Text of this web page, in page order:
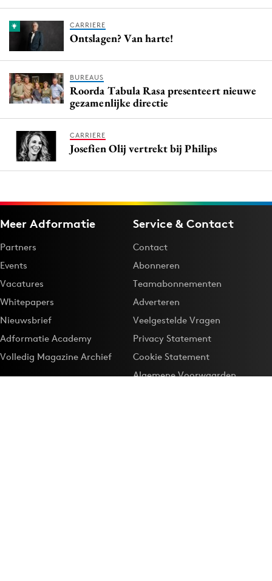
CARRIERE
Ontslagen? Van harte!
BUREAUS
Roorda Tabula Rasa presenteert nieuwe
gezamenlijke directie
CARRIERE
Josefien Olij vertrekt bij Philips
Meer Adformatie
Partners
Events
Vacatures
Whitepapers
Nieuwsbrief
Adformatie Academy
Volledig Magazine Archief
Service & Contact
Contact
Abonneren
Teamabonnementen
Adverteren
Veelgestelde Vragen
Privacy Statement
Cookie Statement
Algemene Voorwaarden